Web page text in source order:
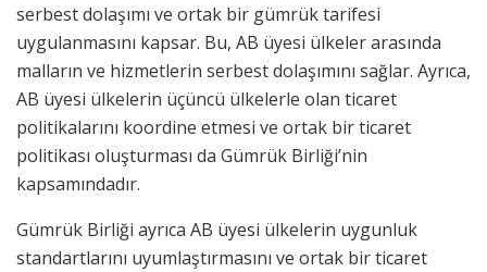
serbest dolaşımı ve ortak bir gümrük tarifesi
uygulanmasını kapsar. Bu, AB üyesi ülkeler arasında
malların ve hizmetlerin serbest dolaşımını sağlar. Ayrıca,
AB üyesi ülkelerin üçüncü ülkelerle olan ticaret
politikalarını koordine etmesi ve ortak bir ticaret
politikası oluşturması da Gümrük Birliği’nin
kapsamındadır.
Gümrük Birliği ayrıca AB üyesi ülkelerin uygunluk
standartlarını uyumlaştırmasını ve ortak bir ticaret